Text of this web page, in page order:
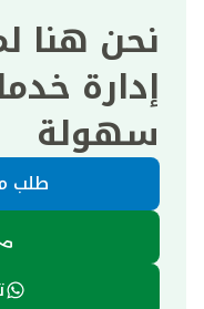
نحن هنا
إدارة
سهولة
طلب